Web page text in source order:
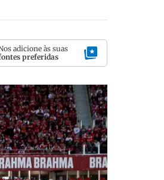
adicione às suas
preferidas